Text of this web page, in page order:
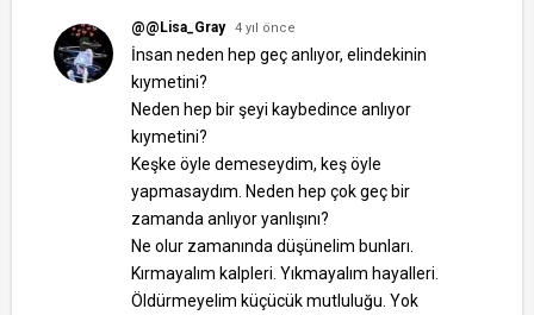
@@Lisa_Gray 4 yıl önce
İnsan neden hep geç anlıyor, elindekinin
kıymetini?
Neden hep bir şeyi kaybedince anlıyor
kıymetini?
Keşke öyle demeseydim, keş öyle
yapmasaydım. Neden hep çok geç bir
zamanda anlıyor yanlışını?
Ne olur zamanında düşünelim bunları.
Kırmayalım kalpleri. Yıkmayalım hayalleri.
Öldürmeyelim küçücük mutluluğu. Yok